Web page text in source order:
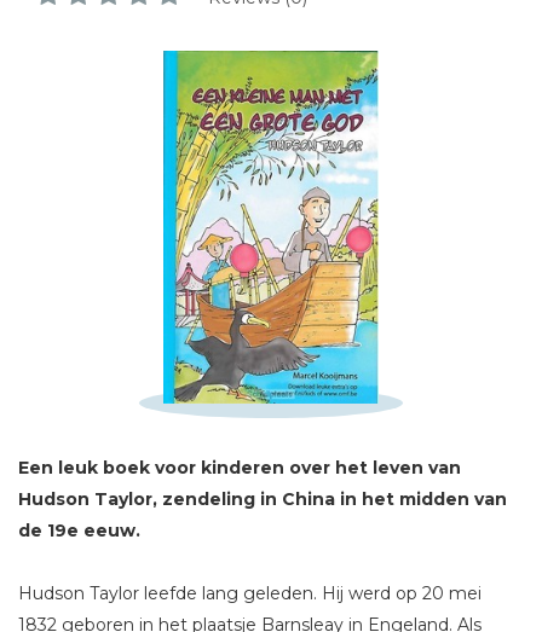
Een leuk boek voor kinderen over het leven van
Hudson Taylor, zendeling in China in het midden van
de 19e eeuw.
Hudson Taylor leefde lang geleden. Hij werd op 20 mei
1832 geboren in het plaatsje Barnsleay in Engeland. Als
Schrijf hieronder je review!
Titel *
Bericht *